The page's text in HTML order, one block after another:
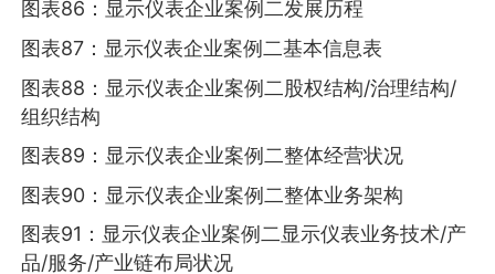
图表86：显示仪表企业案例二发展历程
图表87：显示仪表企业案例二基本信息表
图表88：显示仪表企业案例二股权结构/治理结构/
组织结构
图表89：显示仪表企业案例二整体经营状况
图表90：显示仪表企业案例二整体业务架构
图表91：显示仪表企业案例二显示仪表业务技术/产
品/服务/产业链布局状况